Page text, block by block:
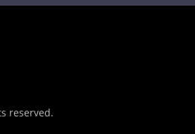
reserved.